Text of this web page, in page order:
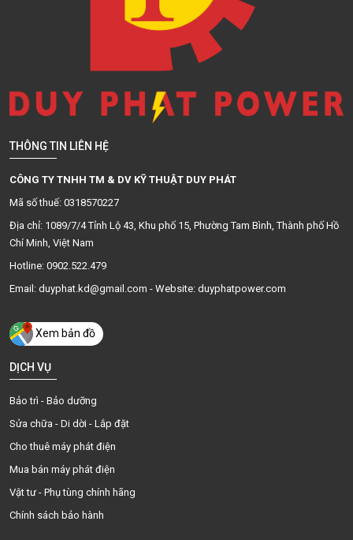
THÔNG TIN LIÊN HỆ
CÔNG TY TNHH TM & DV KỸ THUẬT DUY PHÁT
Mã số thuế: 0318570227
Địa chỉ: 1089/7/4 Tỉnh Lộ 43, Khu phố 15, Phường Tam Bình, Thành phố Hồ
Chí Minh, Việt Nam
Hotline: 0902.522.479
Email: duyphat.kd@gmail.com - Website: duyphatpower.com
Xem bản đồ
DỊCH VỤ
Bảo trì - Bảo dưỡng
Sửa chữa - Di dời - Lắp đặt
Cho thuê máy phát điện
Mua bán máy phát điện
Vật tư - Phụ tùng chính hãng
Chính sách bảo hành